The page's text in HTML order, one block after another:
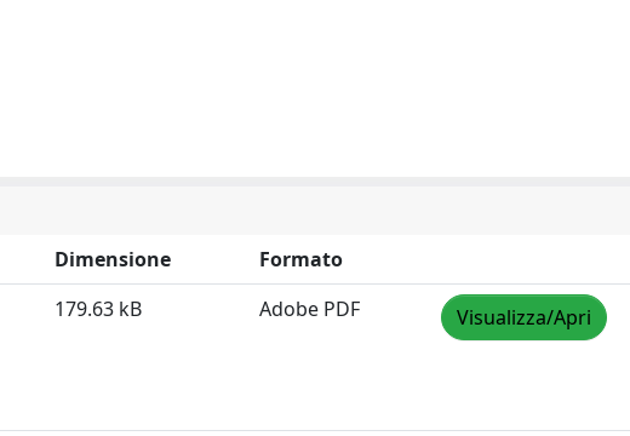
Dimensione
Formato
179.63 kB Adobe PDF Visualizza/Apri